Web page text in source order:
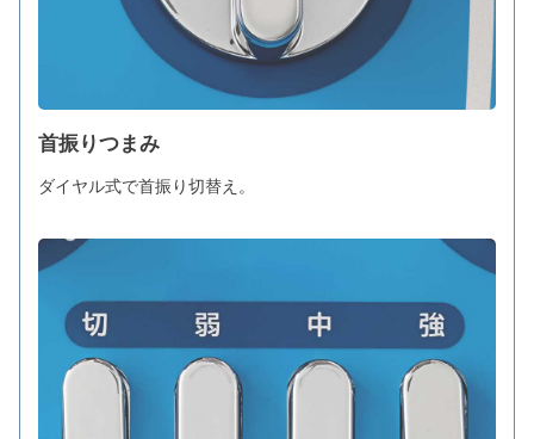
首振りつまみ
ダイヤル式で首振り切替え。